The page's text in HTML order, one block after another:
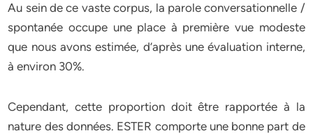
Au sein de ce vaste corpus, la parole conversationnelle /
spontanée occupe une place à première vue modeste
que nous avons estimée, d’après une évaluation interne,
à environ 30%.
Cependant, cette proportion doit être rapportée à la
nature des données. ESTER comporte une bonne part de